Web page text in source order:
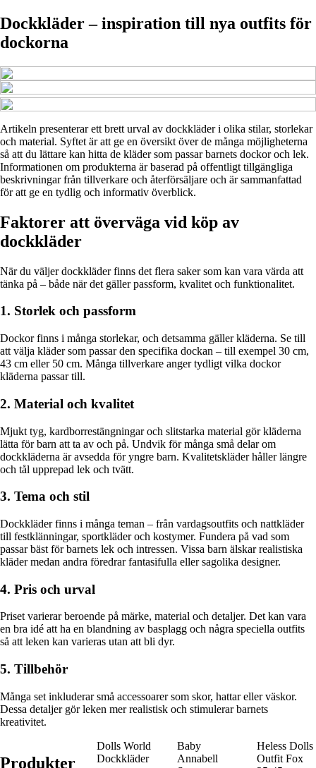
Dockkläder – inspiration till nya outfits för
dockorna
Artikeln presenterar ett brett urval av dockkläder i olika stilar, storlekar
och material. Syftet är att ge en översikt över de många möjligheterna
så att du lättare kan hitta de kläder som passar barnets dockor och lek.
Informationen om produkterna är baserad på offentligt tillgängliga
beskrivningar från tillverkare och återförsäljare och är sammanfattad
för att ge en tydlig och informativ överblick.
Faktorer att överväga vid köp av
dockkläder
När du väljer dockkläder finns det flera saker som kan vara värda att
tänka på – både när det gäller passform, kvalitet och funktionalitet.
1. Storlek och passform
Dockor finns i många storlekar, och detsamma gäller kläderna. Se till
att välja kläder som passar den specifika dockan – till exempel 30 cm,
43 cm eller 50 cm. Många tillverkare anger tydligt vilka dockor
kläderna passar till.
2. Material och kvalitet
Mjukt tyg, kardborrestängningar och slitstarka material gör kläderna
lätta för barn att ta av och på. Undvik för många små delar om
dockkläderna är avsedda för yngre barn. Kvalitetskläder håller längre
och tål upprepad lek och tvätt.
3. Tema och stil
Dockkläder finns i många teman – från vardagsoutfits och nattkläder
till festklänningar, sportkläder och kostymer. Fundera på vad som
passar bäst för barnets lek och intressen. Vissa barn älskar realistiska
kläder medan andra föredrar fantasifulla eller sagolika designer.
4. Pris och urval
Priset varierar beroende på märke, material och detaljer. Det kan vara
en bra idé att ha en blandning av basplagg och några speciella outfits
så att leken kan varieras utan att bli dyr.
5. Tillbehör
Många set inkluderar små accessoarer som skor, hattar eller väskor.
Dessa detaljer gör leken mer realistisk och stimulerar barnets
kreativitet.
Produkter
Dolls World
Dockkläder
Baby
Annabell
Heless Dolls
Outfit Fox